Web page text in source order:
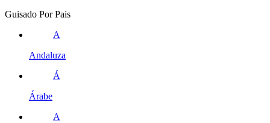
Guisado Por Pais
A
Andaluza
Á
Árabe
A